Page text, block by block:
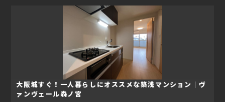
大阪城すぐ！一人暮らしにオススメな築浅マンション｜ヴ
ァンヴェール森ノ宮